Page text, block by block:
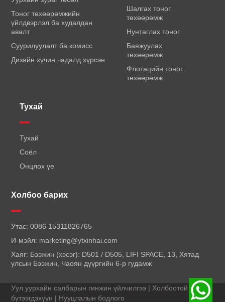
Тоног төхөөрөмжийн
үйлдвэрлэл ба худалдан
авалт
Суурилуулалт ба комисс
Дизайн хүчин чадалд хүрсэн
Шалгах тоног
төхөөрөмж
Нунтаглах тоног
Баяжуулах
төхөөрөмж
Флотацийн тоног
төхөөрөмж
Тухай
Тухай
Соёл
Онцлох үе
Холбоо барих
Утас:0086 15311826765
И-мэйл: marketing@ytxinhai.com
Хаяг: Бээжин (хэсэг): D501 / D505, LIFI SPACE, 13, Хятад
улсын Бээжин, Чаоян дүүргийн 6-р гудамж
Уул уурхайн салбарын гинжин үйлчилгээ | Холбоотой
бүтээгдэхүүн | Нууцлалын бодлого